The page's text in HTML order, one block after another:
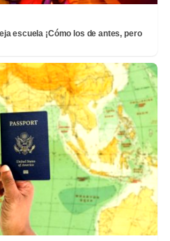
escuela ¡Cómo los de antes, pero